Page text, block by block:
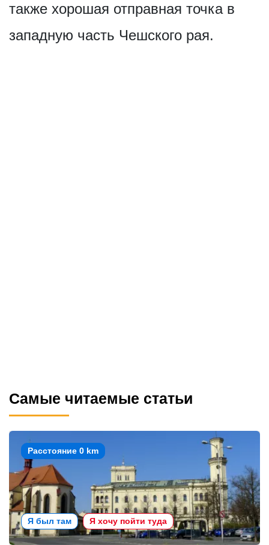
также хорошая отправная точка в
западную часть Чешского рая.
Самые читаемые статьи
Расстояние 0 km
Я был там Я хочу пойти туда